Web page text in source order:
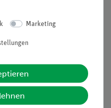
Übersicht Service
Beratung & Showroom
Inventarisierungs- &
Marketing